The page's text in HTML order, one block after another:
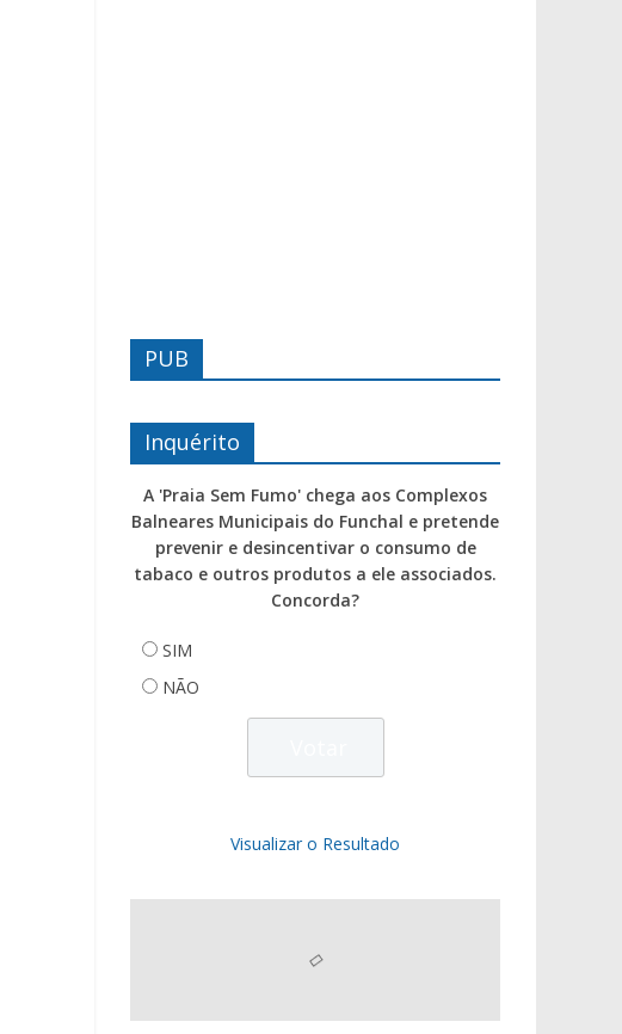
PUB
Inquérito
A 'Praia Sem Fumo' chega aos Complexos
Balneares Municipais do Funchal e pretende
prevenir e desincentivar o consumo de
tabaco e outros produtos a ele associados.
Concorda?
SIM
NÃO
Visualizar o Resultado